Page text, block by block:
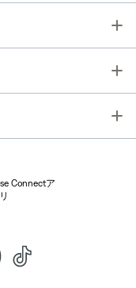
Connectア